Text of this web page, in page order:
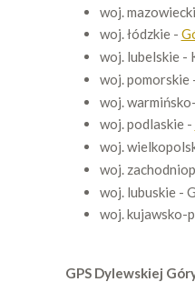
woj.
woj. łódzkie -
woj. lubelskie -
woj. pomorskie
woj.
woj. podlaskie -
woj.
woj.
woj. lubuskie -
woj. kujawsko-
GPS Dylewskiej